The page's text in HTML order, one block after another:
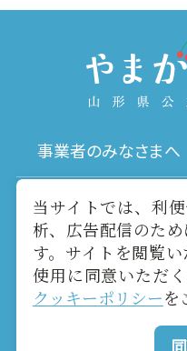
事業者のみなさまへ
写真ダウンロード
お役立ちリンク
メールマガジン
当サイトでは、利
析、広告配信のた
す。サイトを閲覧
使用に同意いただ
クッキーポリシーを